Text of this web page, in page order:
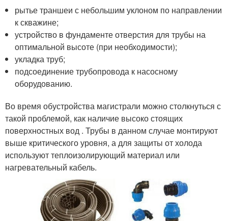
рытье траншеи с небольшим уклоном по направлении
к скважине;
устройство в фундаменте отверстия для трубы на
оптимальной высоте (при необходимости);
укладка труб;
подсоединение трубопровода к насосному
оборудованию.
Во время обустройства магистрали можно столкнуться с
такой проблемой, как наличие высоко стоящих
поверхностных вод . Трубы в данном случае монтируют
выше критического уровня, а для защиты от холода
используют теплоизолирующий материал или
нагревательный кабель.